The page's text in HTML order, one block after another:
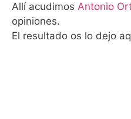
Allí acudimos Antonio
opiniones.
El resultado os lo dejo